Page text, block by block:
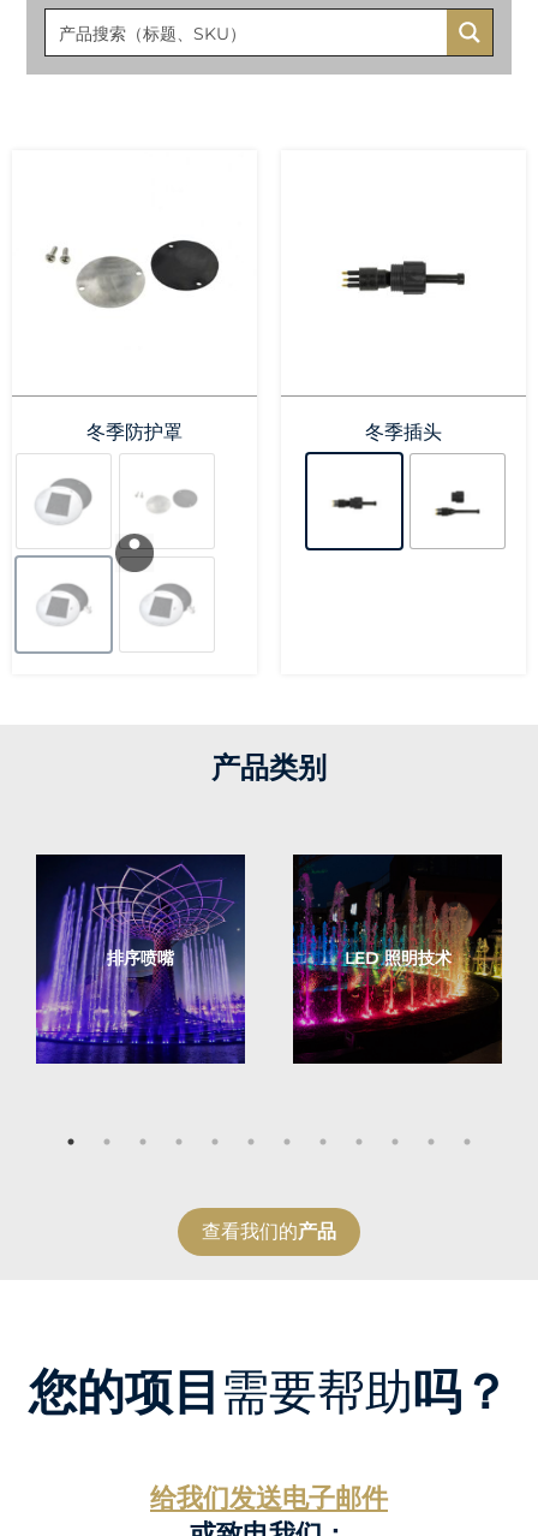
冬季防护罩 冬季插头
产品类别
排序喷嘴 LED 照明技术
查看我们的产品
您的项目需要帮助吗？
给我们发送电子邮件